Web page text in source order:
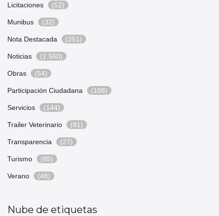
Licitaciones (52)
Munibus (32)
Nota Destacada (251)
Noticias (1.560)
Obras (54)
Participación Ciudadana (108)
Servicios (144)
Trailer Veterinario (81)
Transparencia (27)
Turismo (85)
Verano (48)
Nube de etiquetas